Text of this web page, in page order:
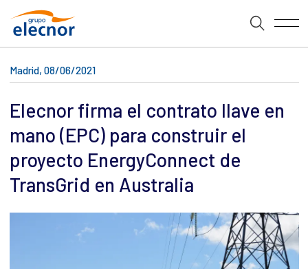
Madrid, 08/06/2021
Elecnor firma el contrato llave en
mano (EPC) para construir el
proyecto EnergyConnect de
TransGrid en Australia